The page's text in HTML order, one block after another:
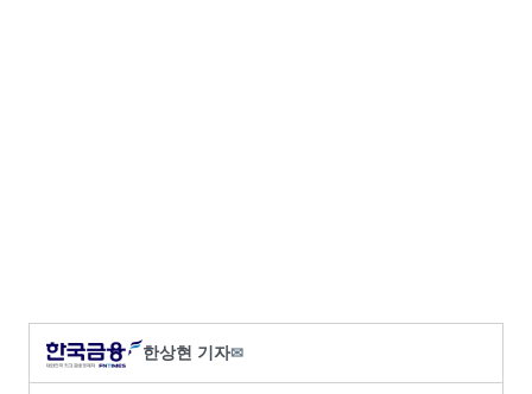
한상현 기자✉